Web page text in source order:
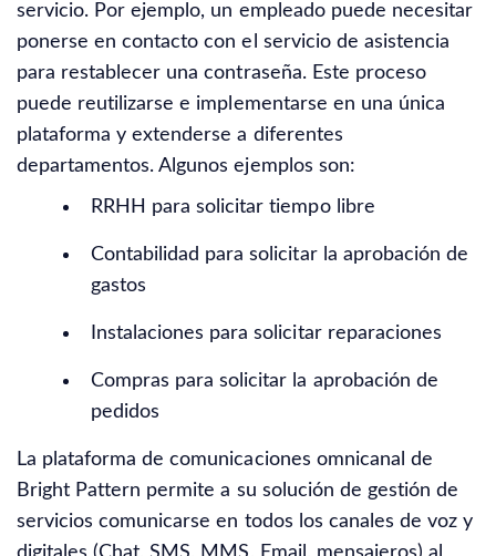
servicio. Por ejemplo, un empleado puede necesitar
ponerse en contacto con el servicio de asistencia
para restablecer una contraseña. Este proceso
puede reutilizarse e implementarse en una única
plataforma y extenderse a diferentes
departamentos. Algunos ejemplos son:
RRHH para solicitar tiempo libre
Contabilidad para solicitar la aprobación de
gastos
Instalaciones para solicitar reparaciones
Compras para solicitar la aprobación de
pedidos
La plataforma de comunicaciones omnicanal de
Bright Pattern permite a su solución de gestión de
servicios comunicarse en todos los canales de voz y